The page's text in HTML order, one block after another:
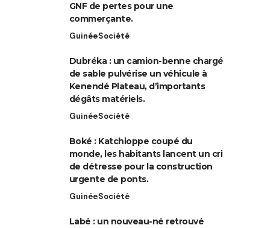
GNF de pertes pour une
commerçante.
GuinéeSociété
Dubréka : un camion-benne chargé
de sable pulvérise un véhicule à
Kenendé Plateau, d’importants
dégâts matériels.
GuinéeSociété
Boké : Katchioppe coupé du
monde, les habitants lancent un cri
de détresse pour la construction
urgente de ponts.
GuinéeSociété
Labé : un nouveau-né retrouvé